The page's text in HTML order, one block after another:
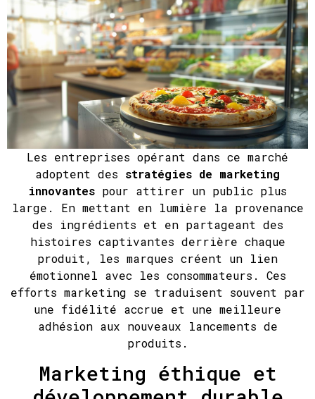
Les entreprises opérant dans ce marché
adoptent des stratégies de marketing
innovantes pour attirer un public plus
large. En mettant en lumière la provenance
des ingrédients et en partageant des
histoires captivantes derrière chaque
produit, les marques créent un lien
émotionnel avec les consommateurs. Ces
efforts marketing se traduisent souvent par
une fidélité accrue et une meilleure
adhésion aux nouveaux lancements de
produits.
Marketing éthique et